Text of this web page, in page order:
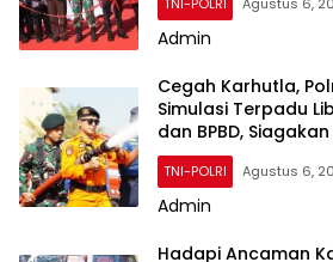
Admin
Cegah Karhutla,
Simulasi Terpadu
dan BPBD,
Pemadam
TNI-POLRI Agustus 6,
Admin
Hadapi Ancaman